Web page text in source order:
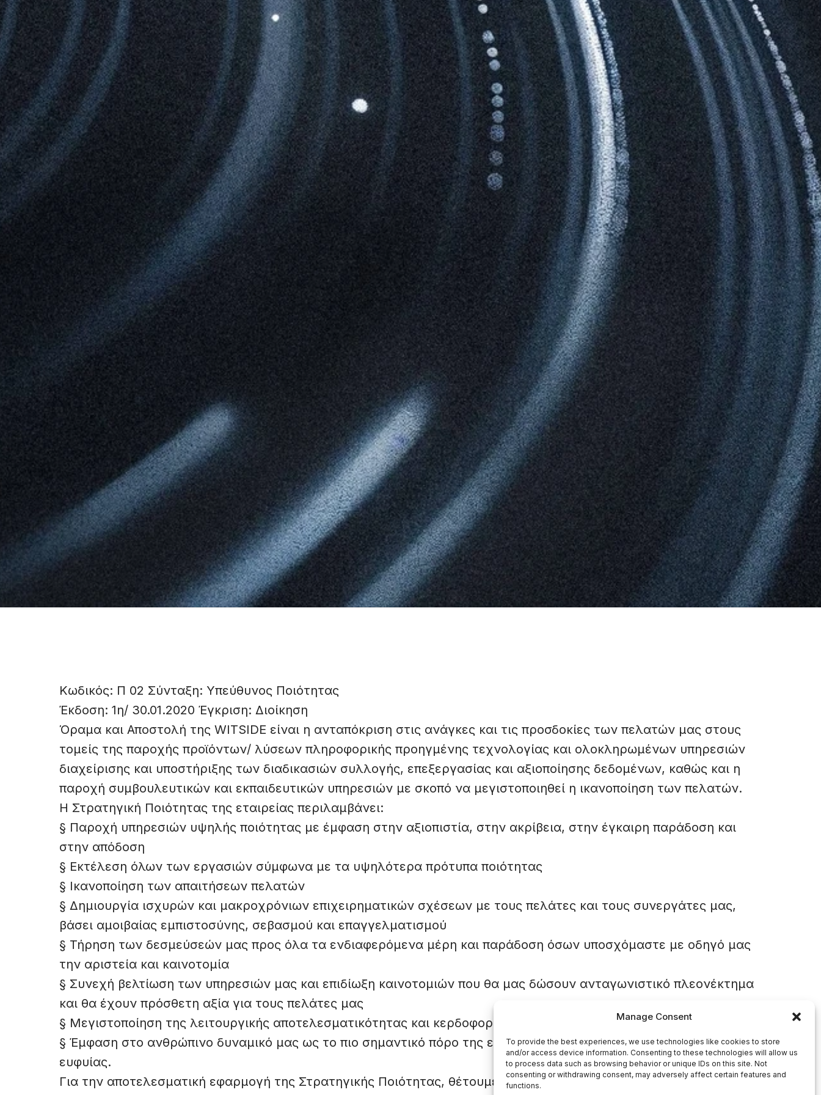
Manage Consent
To provide the best experiences, we use technologies like cookies to store
and/or access device information. Consenting to these technologies will allow us
to process data such as browsing behavior or unique IDs on this site. Not
consenting or withdrawing consent, may adversely affect certain features and
functions.
Κωδικός: Π 02 Σύνταξη: Υπεύθυνος Ποιότητας
Έκδοση: 1η/ 30.01.2020 Έγκριση: Διοίκηση
Όραμα και Αποστολή της WITSIDE είναι η ανταπόκριση στις ανάγκες και τις προσδοκίες των πελατών μας στους
τομείς της παροχής προϊόντων/ λύσεων πληροφορικής προηγμένης τεχνολογίας και ολοκληρωμένων υπηρεσιών
διαχείρισης και υποστήριξης των διαδικασιών συλλογής, επεξεργασίας και αξιοποίησης δεδομένων, καθώς και η
παροχή συμβουλευτικών και εκπαιδευτικών υπηρεσιών με σκοπό να μεγιστοποιηθεί η ικανοποίηση των πελατών.
Η Στρατηγική Ποιότητας της εταιρείας περιλαμβάνει:
§ Παροχή υπηρεσιών υψηλής ποιότητας με έμφαση στην αξιοπιστία, στην ακρίβεια, στην έγκαιρη παράδοση και
στην απόδοση
§ Εκτέλεση όλων των εργασιών σύμφωνα με τα υψηλότερα πρότυπα ποιότητας
§ Ικανοποίηση των απαιτήσεων πελατών
§ Δημιουργία ισχυρών και μακροχρόνιων επιχειρηματικών σχέσεων με τους πελάτες και τους συνεργάτες μας,
βάσει αμοιβαίας εμπιστοσύνης, σεβασμού και επαγγελματισμού
§ Τήρηση των δεσμεύσεών μας προς όλα τα ενδιαφερόμενα μέρη και παράδοση όσων υποσχόμαστε με οδηγό μας
την αριστεία και καινοτομία
§ Συνεχή βελτίωση των υπηρεσιών μας και επιδίωξη καινοτομιών που θα μας δώσουν ανταγωνιστικό πλεονέκτημα
και θα έχουν πρόσθετη αξία για τους πελάτες μας
§ Μεγιστοποίηση της λειτουργικής αποτελεσματικότητας και κερδοφορίας της επιχείρησης
§ Έμφαση στο ανθρώπινο δυναμικό μας ως το πιο σημαντικό πόρο της εταιρείας και μόχλευση της συλλογικής
ευφυίας.
Για την αποτελεσματική εφαρμογή της Στρατηγικής Ποιότητας, θέτουμε τους ακόλουθους Στόχους: